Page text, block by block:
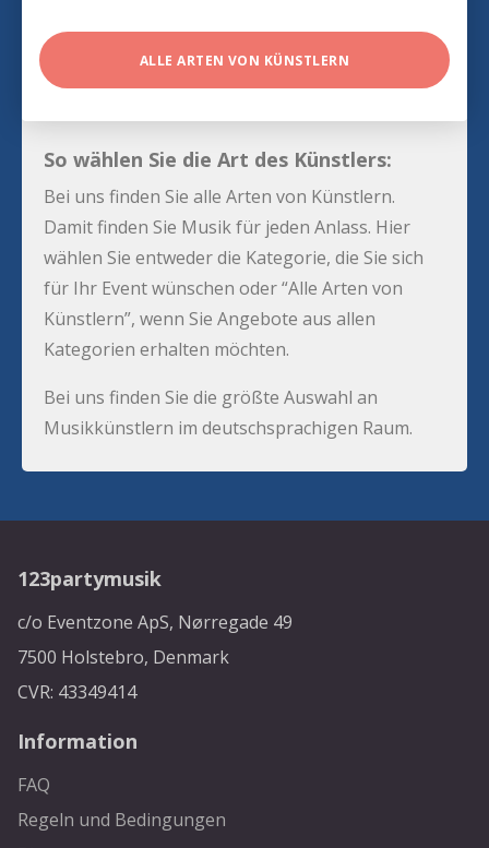
ALLE ARTEN VON KÜNSTLERN
So wählen Sie die Art des Künstlers:
Bei uns finden Sie alle Arten von Künstlern.
Damit finden Sie Musik für jeden Anlass. Hier
wählen Sie entweder die Kategorie, die Sie sich
für Ihr Event wünschen oder “Alle Arten von
Künstlern”, wenn Sie Angebote aus allen
Kategorien erhalten möchten.
Bei uns finden Sie die größte Auswahl an
Musikkünstlern im deutschsprachigen Raum.
123partymusik
c/o Eventzone ApS, Nørregade 49
7500 Holstebro, Denmark
CVR: 43349414
Information
FAQ
Regeln und Bedingungen